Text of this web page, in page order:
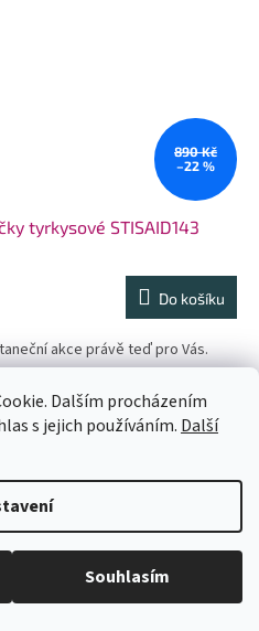
Dalším procházením
s jejich používáním. Další
Souhlasím
prosím měřte se. Pokud se
ho v jiné barvě, tak stačí do
1960) a všechny dostupné barvy
šatech (většinou cca 6cm pod
890 Kč
–22 %
tyrkysové STISAID143
Do košíku
akce právě teď pro Vás.